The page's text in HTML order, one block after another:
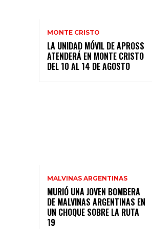
MONTE CRISTO
LA UNIDAD MÓVIL DE APROSS
ATENDERÁ EN MONTE CRISTO
DEL 10 AL 14 DE AGOSTO
MALVINAS ARGENTINAS
MURIÓ UNA JOVEN BOMBERA
DE MALVINAS ARGENTINAS EN
UN CHOQUE SOBRE LA RUTA
19